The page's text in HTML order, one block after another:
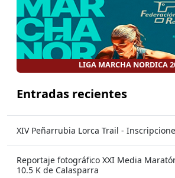
LIGA MARCHA NORDICA
Entradas recientes
XIV Peñarrubia Lorca Trail -
Reportaje fotográfico XXI Media
10.5 K de Calasparra